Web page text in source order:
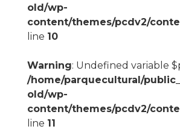
old/wp-
content/themes/pcdv2/
line 10
Warning: Undefined variable
/home/parquecultural/
old/wp-
content/themes/pcdv2/
line 11